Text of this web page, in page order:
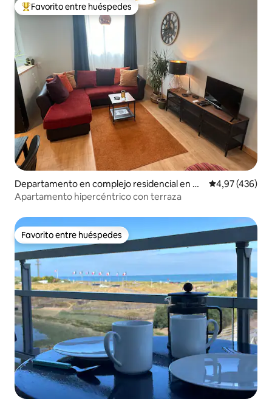
Favorito entre los huéspedes más destacados
Favorito entre huéspedes
Departamento en complejo residencial en Ca
en
Calificación
4,97 (436)
Apartamento hipercéntrico con terraza
Favorito entre huéspedes
Favorito entre huéspedes